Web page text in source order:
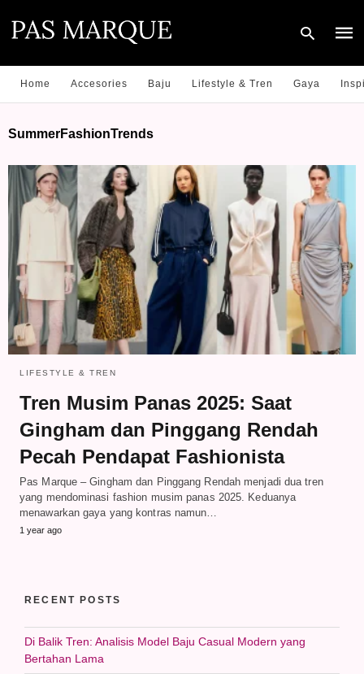
Home Accesories Baju Lifestyle & Tren Gaya
SummerFashionTrends
LIFESTYLE & TREN
Tren Musim Panas 2025: Saat
Gingham dan Pinggang Rendah
Pecah Pendapat Fashionista
Pas Marque – Gingham dan Pinggang Rendah menjadi dua tren
yang mendominasi fashion musim panas 2025. Keduanya
menawarkan gaya yang kontras namun…
1 year ago
RECENT POSTS
Di Balik Tren: Analisis Model Baju Casual Modern yang
Bertahan Lama